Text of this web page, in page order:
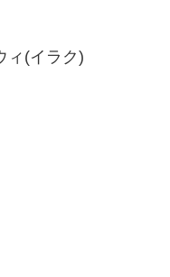
ィ(イラク)